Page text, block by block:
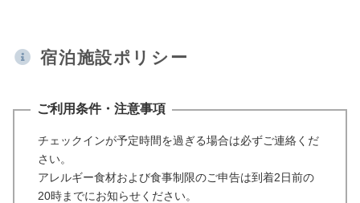
宿泊施設ポリシー
ご利用条件・注意事項
チェックインが予定時間を過ぎる場合は必ずご連絡くだ
さい。
アレルギー食材および食事制限のご申告は到着2日前の
20時までにお知らせください。